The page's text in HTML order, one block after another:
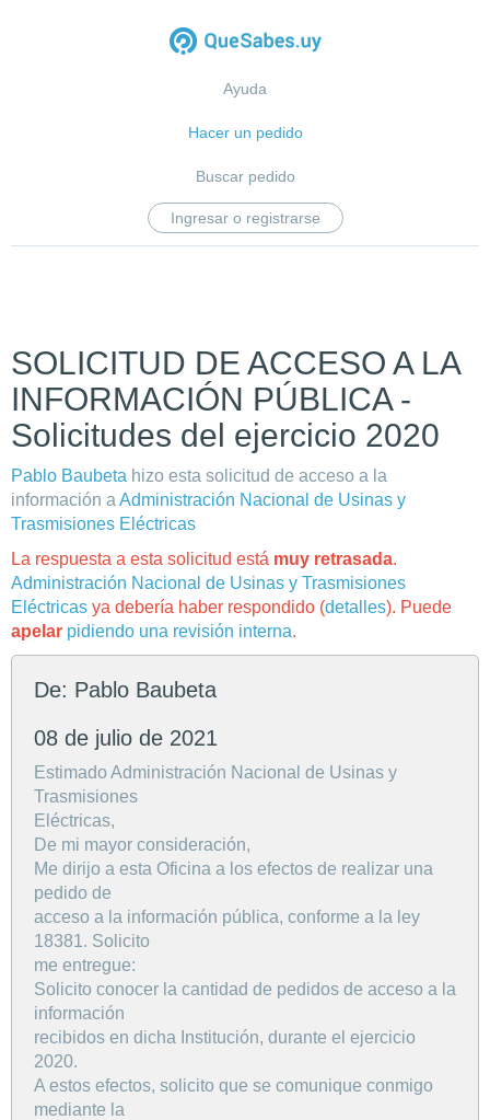
Ayuda
Hacer un pedido
Buscar pedido
Ingresar o registrarse
SOLICITUD DE ACCESO A LA
INFORMACIÓN PÚBLICA -
Solicitudes del ejercicio 2020
Pablo Baubeta hizo esta solicitud de acceso a la
información a Administración Nacional de Usinas y
Trasmisiones Eléctricas
La respuesta a esta solicitud está muy retrasada.
Administración Nacional de Usinas y Trasmisiones
Eléctricas ya debería haber respondido (detalles). Puede
apelar pidiendo una revisión interna.
De: Pablo Baubeta
08 de julio de 2021
Estimado Administración Nacional de Usinas y
Trasmisiones
Eléctricas,
De mi mayor consideración,
Me dirijo a esta Oficina a los efectos de realizar una
pedido de
acceso a la información pública, conforme a la ley
18381. Solicito
me entregue:
Solicito conocer la cantidad de pedidos de acceso a la
información
recibidos en dicha Institución, durante el ejercicio
2020.
A estos efectos, solicito que se comunique conmigo
mediante la